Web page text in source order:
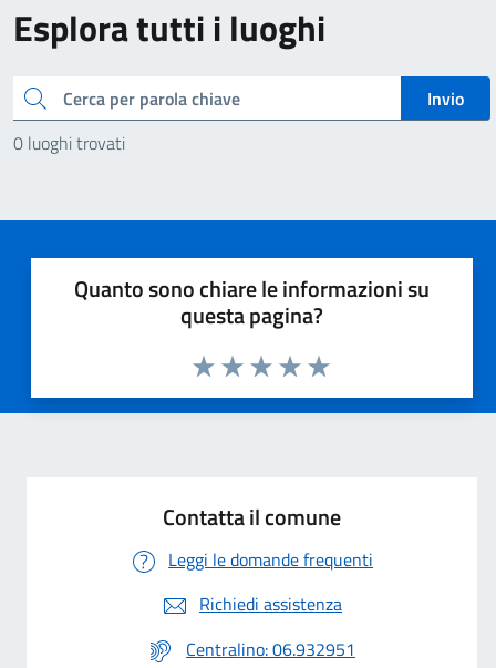
Esplora tutti i luoghi
Cerca
Invio
0 luoghi trovati
Quanto sono chiare le informazioni su
questa pagina?
Valuta 5 stelle su 5
Valuta 4 stelle su 5
Valuta 3 stelle su 5
Valuta 2 stelle su 5
Valuta 1 stelle su 5
Contatta il comune
Leggi le domande frequenti
Richiedi assistenza
Centralino: 06.932951